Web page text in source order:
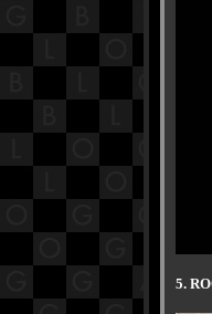
5.